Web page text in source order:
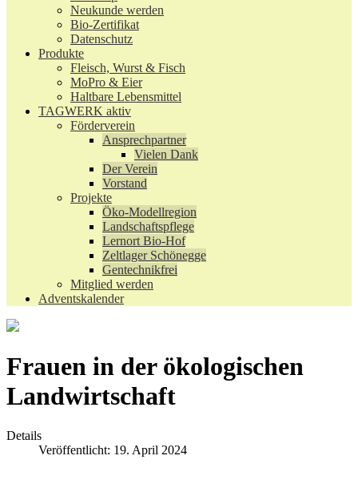
Neukunde werden
Bio-Zertifikat
Datenschutz
Produkte
Fleisch, Wurst & Fisch
MoPro & Eier
Haltbare Lebensmittel
TAGWERK aktiv
Förderverein
Ansprechpartner
Vielen Dank
Der Verein
Vorstand
Projekte
Öko-Modellregion
Landschaftspflege
Lernort Bio-Hof
Zeltlager Schönegge
Gentechnikfrei
Mitglied werden
Adventskalender
Frauen in der ökologischen
Landwirtschaft
Details
Veröffentlicht: 19. April 2024